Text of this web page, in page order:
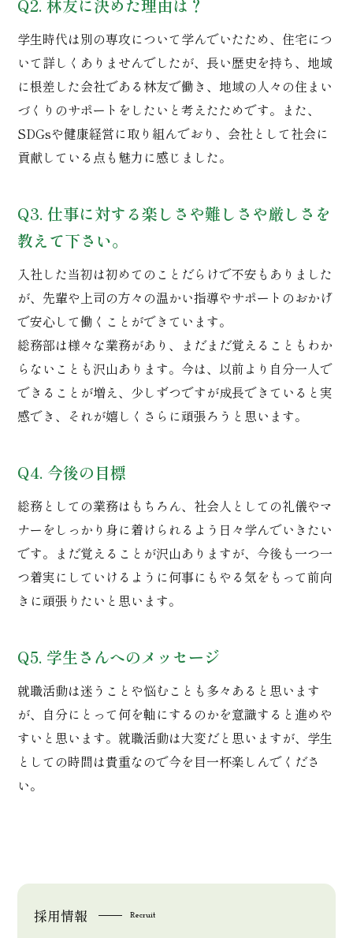
Q2. 林友に決めた理由は？
学生時代は別の専攻について学んでいたため、住宅につ
いて詳しくありませんでしたが、長い歴史を持ち、地域
に根差した会社である林友で働き、地域の人々の住まい
づくりのサポートをしたいと考えたためです。また、
SDGsや健康経営に取り組んでおり、会社として社会に
貢献している点も魅力に感じました。
Q3. 仕事に対する楽しさや難しさや厳しさを
教えて下さい。
入社した当初は初めてのことだらけで不安もありました
が、先輩や上司の方々の温かい指導やサポートのおかげ
で安心して働くことができています。
総務部は様々な業務があり、まだまだ覚えることもわか
らないことも沢山あります。今は、以前より自分一人で
できることが増え、少しずつですが成長できていると実
感でき、それが嬉しくさらに頑張ろうと思います。
Q4. 今後の目標
総務としての業務はもちろん、社会人としての礼儀やマ
ナーをしっかり身に着けられるよう日々学んでいきたい
です。まだ覚えることが沢山ありますが、今後も一つ一
つ着実にしていけるように何事にもやる気をもって前向
きに頑張りたいと思います。
Q5. 学生さんへのメッセージ
就職活動は迷うことや悩むことも多々あると思います
が、自分にとって何を軸にするのかを意識すると進めや
すいと思います。就職活動は大変だと思いますが、学生
としての時間は貴重なので今を目一杯楽しんでくださ
い。
採用情報 Recruit